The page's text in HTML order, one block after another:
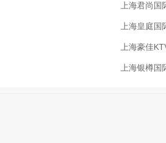
上海君尚国
上海皇庭国
上海豪佳
上海银樽国